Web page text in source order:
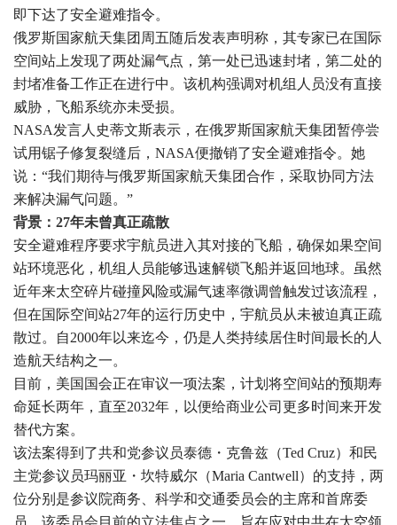
即下达了安全避难指令。
俄罗斯国家航天集团周五随后发表声明称，其专家已在国际
空间站上发现了两处漏气点，第一处已迅速封堵，第二处的
封堵准备工作正在进行中。该机构强调对机组人员没有直接
威胁，飞船系统亦未受损。
NASA发言人史蒂文斯表示，在俄罗斯国家航天集团暂停尝
试用锯子修复裂缝后，NASA便撤销了安全避难指令。她
说：“我们期待与俄罗斯国家航天集团合作，采取协同方法
来解决漏气问题。”
背景：27年未曾真正疏散
安全避难程序要求宇航员进入其对接的飞船，确保如果空间
站环境恶化，机组人员能够迅速解锁飞船并返回地球。虽然
近年来太空碎片碰撞风险或漏气速率微调曾触发过该流程，
但在国际空间站27年的运行历史中，宇航员从未被迫真正疏
散过。自2000年以来迄今，仍是人类持续居住时间最长的人
造航天结构之一。
目前，美国国会正在审议一项法案，计划将空间站的预期寿
命延长两年，直至2032年，以便给商业公司更多时间来开发
替代方案。
该法案得到了共和党参议员泰德・克鲁兹（Ted Cruz）和民
主党参议员玛丽亚・坎特威尔（Maria Cantwell）的支持，两
位分别是参议院商务、科学和交通委员会的主席和首席委
员。该委员会目前的立法焦点之一，旨在应对中共在太空领